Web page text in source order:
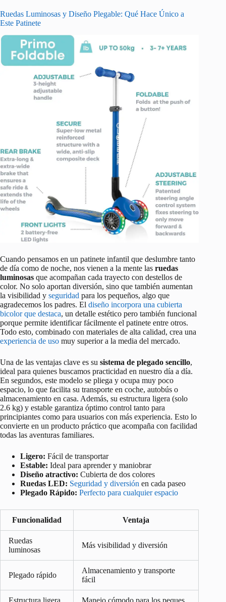
Ruedas Luminosas y Diseño Plegable: Qué Hace Único a
Este Patinete
Cuando pensamos en un patinete infantil que deslumbre tanto
de día como de noche, nos vienen a la mente las ruedas
luminosas que acompañan cada trayecto con destellos de
color. No solo aportan diversión, sino que también aumentan
la visibilidad y seguridad para los pequeños, algo que
agradecemos los padres. El diseño incorpora una cubierta
bicolor que destaca, un detalle estético pero también funcional
porque permite identificar fácilmente el patinete entre otros.
Todo esto, combinado con materiales de alta calidad, crea una
experiencia de uso muy superior a la media del mercado.
Una de las ventajas clave es su sistema de plegado sencillo,
ideal para quienes buscamos practicidad en nuestro día a día.
En segundos, este modelo se pliega y ocupa muy poco
espacio, lo que facilita su transporte en coche, autobús o
almacenamiento en casa. Además, su estructura ligera (solo
2.6 kg) y estable garantiza óptimo control tanto para
principiantes como para usuarios con más experiencia. Esto lo
convierte en un producto práctico que acompaña con facilidad
todas las aventuras familiares.
Ligero: Fácil de transportar
Estable: Ideal para aprender y maniobrar
Diseño atractivo: Cubierta de dos colores
Ruedas LED: Seguridad y diversión en cada paseo
Plegado Rápido: Perfecto para cualquier espacio
Funcionalidad Ventaja
Ruedas
luminosas
Más visibilidad y diversión
Plegado rápido
Almacenamiento y transporte
fácil
Estructura ligera Manejo cómodo para los peques